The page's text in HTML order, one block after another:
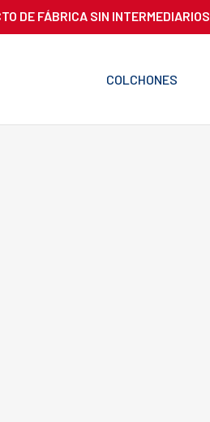
DE FÁBRICA SIN INTERMEDIARIOS
COLCHONES